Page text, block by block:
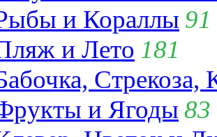
и Кораллы 91
и Лето 181
и Ягоды 83